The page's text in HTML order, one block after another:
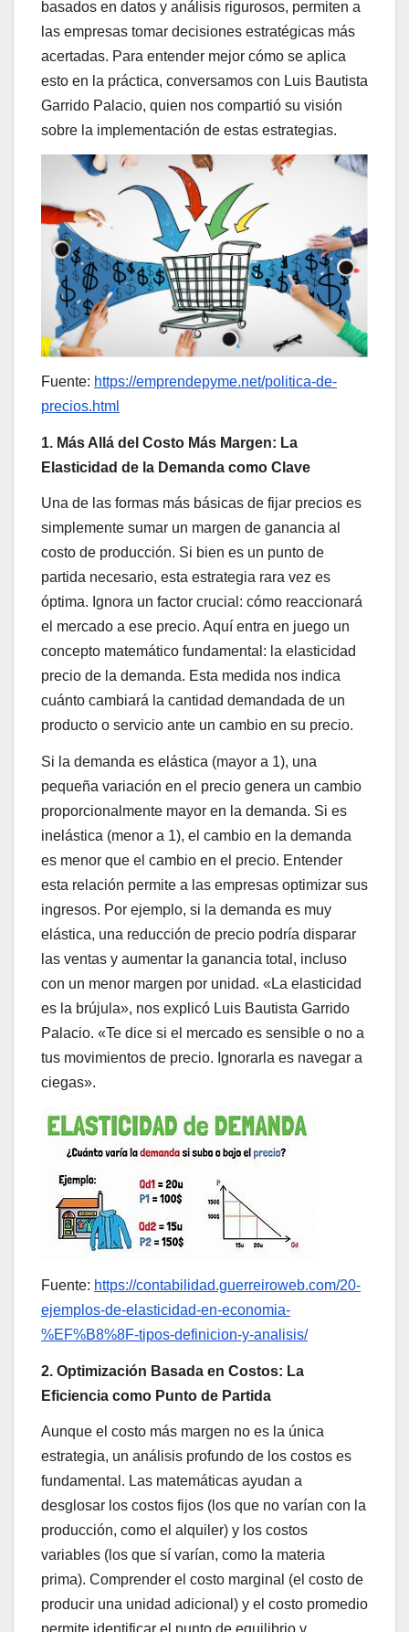
basados en datos y análisis rigurosos, permiten a
las empresas tomar decisiones estratégicas más
acertadas. Para entender mejor cómo se aplica
esto en la práctica, conversamos con Luis Bautista
Garrido Palacio, quien nos compartió su visión
sobre la implementación de estas estrategias.
Fuente: https://emprendepyme.net/politica-de-
precios.html
1. Más Allá del Costo Más Margen: La
Elasticidad de la Demanda como Clave
Una de las formas más básicas de fijar precios es
simplemente sumar un margen de ganancia al
costo de producción. Si bien es un punto de
partida necesario, esta estrategia rara vez es
óptima. Ignora un factor crucial: cómo reaccionará
el mercado a ese precio. Aquí entra en juego un
concepto matemático fundamental: la elasticidad
precio de la demanda. Esta medida nos indica
cuánto cambiará la cantidad demandada de un
producto o servicio ante un cambio en su precio.
Si la demanda es elástica (mayor a 1), una
pequeña variación en el precio genera un cambio
proporcionalmente mayor en la demanda. Si es
inelástica (menor a 1), el cambio en la demanda
es menor que el cambio en el precio. Entender
esta relación permite a las empresas optimizar sus
ingresos. Por ejemplo, si la demanda es muy
elástica, una reducción de precio podría disparar
las ventas y aumentar la ganancia total, incluso
con un menor margen por unidad. «La elasticidad
es la brújula», nos explicó Luis Bautista Garrido
Palacio. «Te dice si el mercado es sensible o no a
tus movimientos de precio. Ignorarla es navegar a
ciegas».
Fuente: https://contabilidad.guerreiroweb.com/20-
ejemplos-de-elasticidad-en-economia-
%EF%B8%8F-tipos-definicion-y-analisis/
2. Optimización Basada en Costos: La
Eficiencia como Punto de Partida
Aunque el costo más margen no es la única
estrategia, un análisis profundo de los costos es
fundamental. Las matemáticas ayudan a
desglosar los costos fijos (los que no varían con la
producción, como el alquiler) y los costos
variables (los que sí varían, como la materia
prima). Comprender el costo marginal (el costo de
producir una unidad adicional) y el costo promedio